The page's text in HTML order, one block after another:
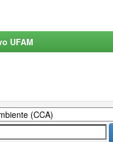
UFAM